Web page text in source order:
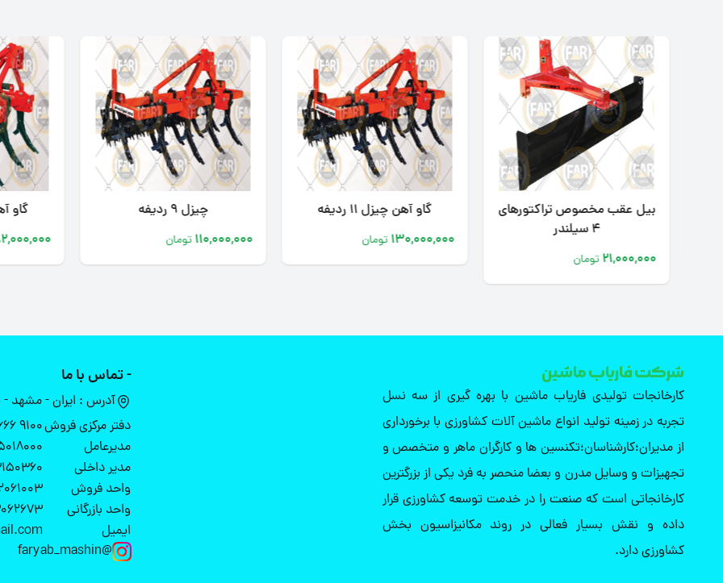
بیل عقب مخصوص تراکتورهای
4 سیلندر
21,000,000تومان
گاو آهن چیزل 11 ردیفه
130,000,000 تومان
چیزل 9 ردیفه
110,000,000 تومان
گاو آهن
82,000,000
شرکت فاریاب ماشین
کارخانجات تولیدی فاریاب ماشین با بهره گیری از سه نسل
تجربه در زمینه تولید انواع ماشین آلات کشاورزی با برخورداری
از مدیران؛کارشناسان؛تکنسین ها و کارگران ماهر و متخصص و
تجهیزات و وسایل مدرن و بعضا منحصر به فرد یکی از بزرگترین
کارخانجاتی است که صنعت را در خدمت توسعه کشاورزی قرار
داده و نقش بسیار فعالی در روند مکانیزاسیون بخش
کشاورزی دارد.
- تماس با ما
آدرس : ایران - مشهد - بزرگراه پیامبر
دفتر مرکزی فروش9100 666 3 051 (20خط)
مدیرعامل
مدیر داخلی
واحد فروش
واحد بازرگانی
ایمیل
@faryab_mashin